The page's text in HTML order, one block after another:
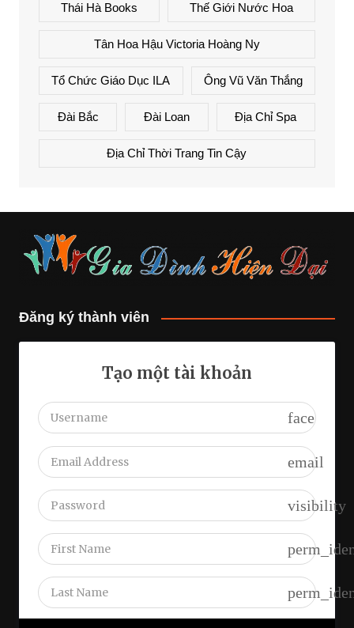
Thái Hà Books Thế Giới Nước Hoa
Tân Hoa Hậu Victoria Hoàng Ny
Tổ Chức Giáo Dục ILA Ông Vũ Văn Thắng
Đài Bắc Đài Loan Địa Chỉ Spa
Địa Chỉ Thời Trang Tin Cậy
Đăng ký thành viên
Tạo một tài khoản
face
email
visibility